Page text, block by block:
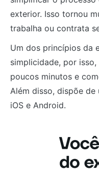
exterior. Isso tornou
trabalha ou contrata
Um dos princípios da
simplicidade, por
poucos minutos e
Além disso, dispõe
iOS e Android.